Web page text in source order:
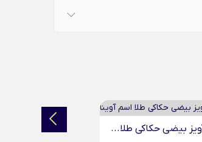
آویز بیضی حکاکی طلا...